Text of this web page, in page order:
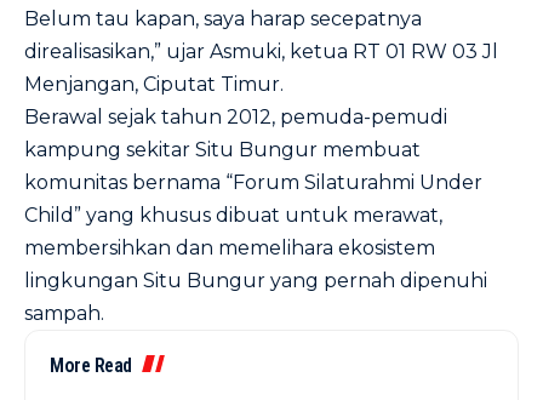
Belum tau kapan, saya harap secepatnya
direalisasikan,” ujar Asmuki, ketua RT 01 RW 03 Jl
Menjangan, Ciputat Timur.
Berawal sejak tahun 2012, pemuda-pemudi
kampung sekitar Situ Bungur membuat
komunitas bernama “Forum Silaturahmi Under
Child” yang khusus dibuat untuk merawat,
membersihkan dan memelihara ekosistem
lingkungan Situ Bungur yang pernah dipenuhi
sampah.
More Read